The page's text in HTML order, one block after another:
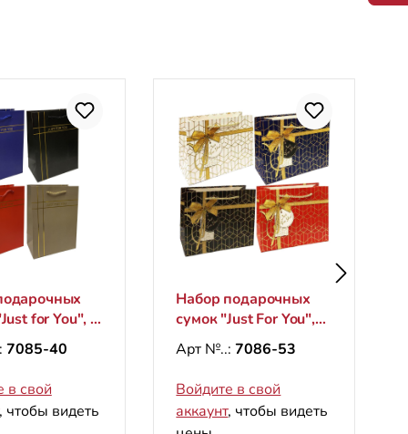
for You", S,
7085-40
в свой
чтобы видеть
Набор подарочных
сумок "Just For You",
M, 26х33см
(горизонтальные)
Арт №..:7086-53
Войдите в свой
аккаунт, чтобы видеть